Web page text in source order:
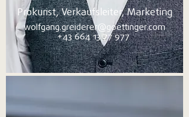
Prokurist, Verkaufsleiter, Marketing
wolfgang.greiderer@goettinger.com
+43 664 13 77 977